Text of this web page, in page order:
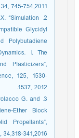
745-754,2011.
“Simulation
Glycidyl
Polybutadiene
I. The
Plasticizers”,
125, 1530-
1537, 2012.
G. and
Ether Block
Propellants”,
341,2016.